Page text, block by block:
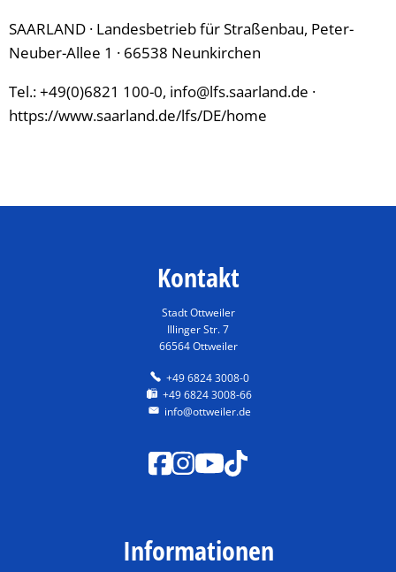
SAARLAND · Landesbetrieb für Straßenbau, Peter-
Neuber-Allee 1 · 66538 Neunkirchen
Tel.: +49(0)6821 100-0, info@lfs.saarland.de ·
https://www.saarland.de/lfs/DE/home
Kontakt
Stadt Ottweiler
Illinger Str. 7
66564 Ottweiler
+49 6824 3008-0
+49 6824 3008-66
info@ottweiler.de
Informationen